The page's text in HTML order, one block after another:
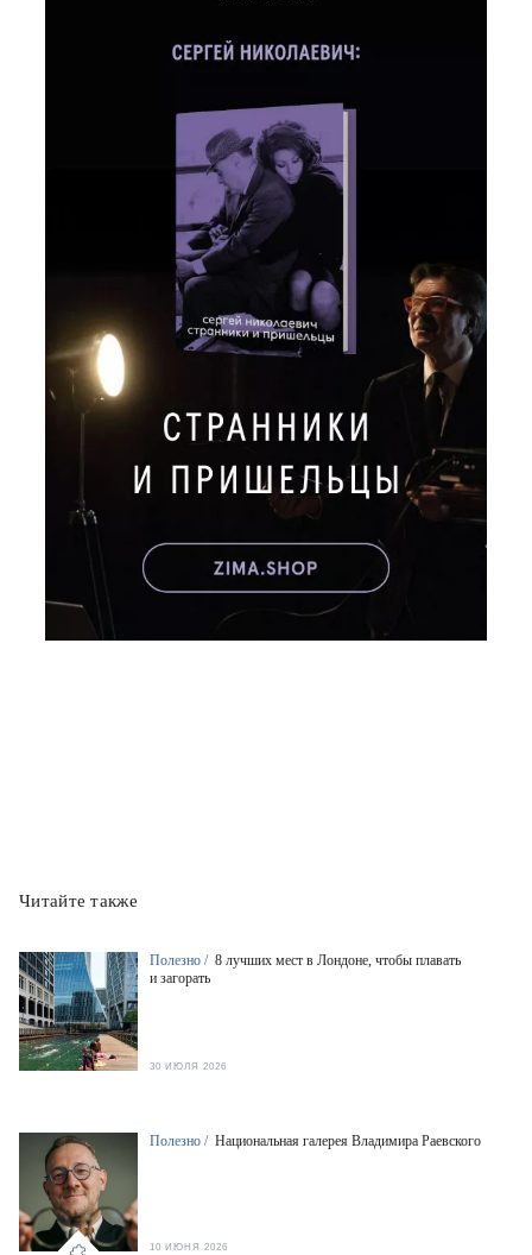
Читайте также
Полезно / 8 лучших мест в Лондоне, чтобы плавать
и загорать
30 ИЮЛЯ 2026
Полезно / Национальная галерея Владимира Раевского
10 ИЮНЯ 2026